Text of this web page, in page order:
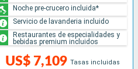
US$ 7,109 Tasas incluidas
Noche pre-crucero incluida*
Servicio de lavanderia incluido
Restaurantes de especialidades y
bebidas premium incluidos